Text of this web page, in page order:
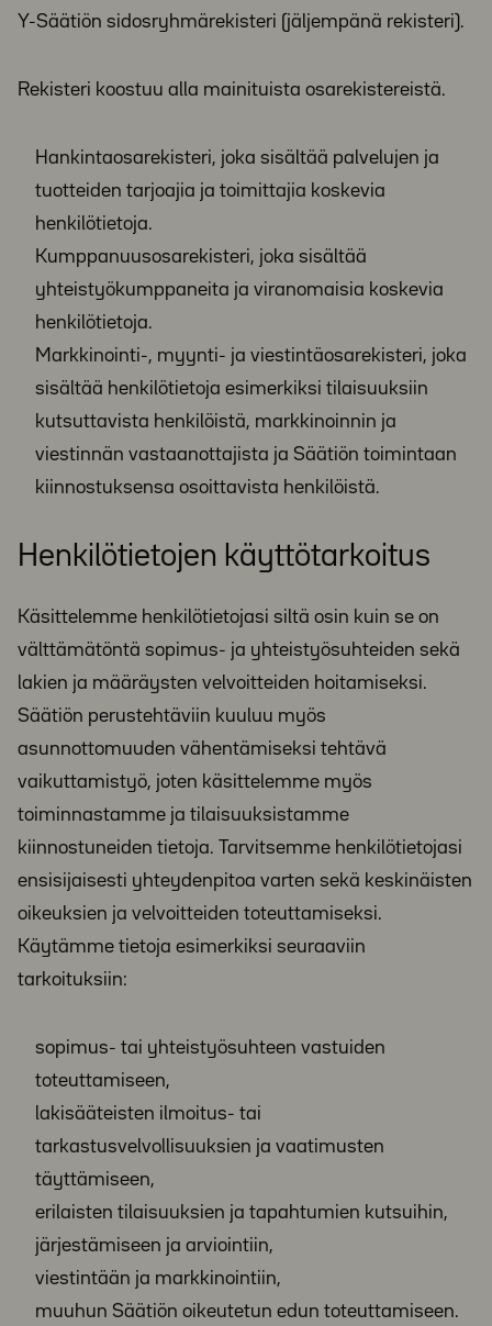
Y-Säätiön sidosryhmärekisteri (jäljempänä rekisteri).
Rekisteri koostuu alla mainituista osarekistereistä.
Hankintaosarekisteri, joka sisältää palvelujen ja
tuotteiden tarjoajia ja toimittajia koskevia
henkilötietoja.
Kumppanuusosarekisteri, joka sisältää
yhteistyökumppaneita ja viranomaisia koskevia
henkilötietoja.
Markkinointi-, myynti- ja viestintäosarekisteri, joka
sisältää henkilötietoja esimerkiksi tilaisuuksiin
kutsuttavista henkilöistä, markkinoinnin ja
viestinnän vastaanottajista ja Säätiön toimintaan
kiinnostuksensa osoittavista henkilöistä.
Henkilötietojen käyttötarkoitus
Käsittelemme henkilötietojasi siltä osin kuin se on
välttämätöntä sopimus- ja yhteistyösuhteiden sekä
lakien ja määräysten velvoitteiden hoitamiseksi.
Säätiön perustehtäviin kuuluu myös
asunnottomuuden vähentämiseksi tehtävä
vaikuttamistyö, joten käsittelemme myös
toiminnastamme ja tilaisuuksistamme
kiinnostuneiden tietoja. Tarvitsemme henkilötietojasi
ensisijaisesti yhteydenpitoa varten sekä keskinäisten
oikeuksien ja velvoitteiden toteuttamiseksi.
Käytämme tietoja esimerkiksi seuraaviin
tarkoituksiin:
sopimus- tai yhteistyösuhteen vastuiden
toteuttamiseen,
lakisääteisten ilmoitus- tai
tarkastusvelvollisuuksien ja vaatimusten
täyttämiseen,
erilaisten tilaisuuksien ja tapahtumien kutsuihin,
järjestämiseen ja arviointiin,
viestintään ja markkinointiin,
muuhun Säätiön oikeutetun edun toteuttamiseen.